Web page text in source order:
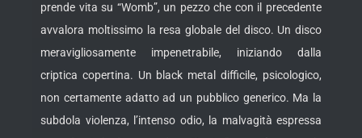
prende vita su “Womb”, un pezzo che con il precedente
avvalora moltissimo la resa globale del disco. Un disco
meravigliosamente impenetrabile, iniziando dalla
criptica copertina. Un black metal difficile, psicologico,
non certamente adatto ad un pubblico generico. Ma la
subdola violenza, l’intenso odio, la malvagità espressa